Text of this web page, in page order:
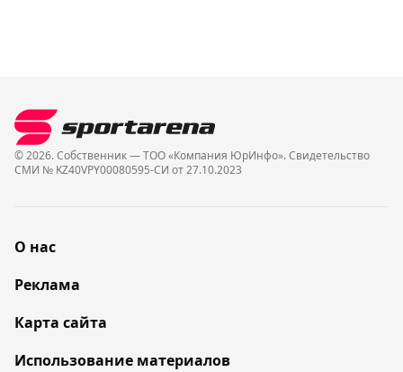
© 2026. Собственник — ТОО «Компания ЮрИнфо». Cвидетельство
СМИ № KZ40VPY00080595-СИ от 27.10.2023
О нас
Реклама
Карта сайта
Использование материалов